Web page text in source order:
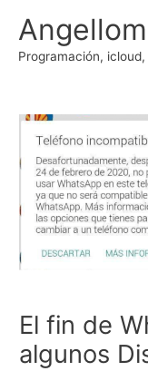
contenido
Programación,
El fin de
algunos